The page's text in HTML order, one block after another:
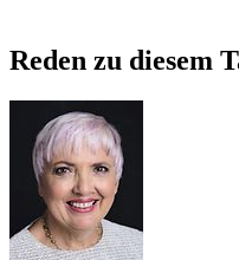
Reden zu diesem